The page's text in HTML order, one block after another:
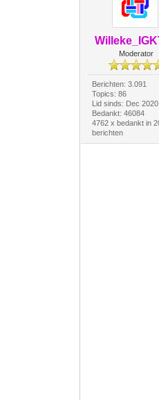
Moderator
Berichten: 3.091
Topics: 86
Lid sinds: Dec 2020
Bedankt: 46084
4762 x bedankt in
berichten